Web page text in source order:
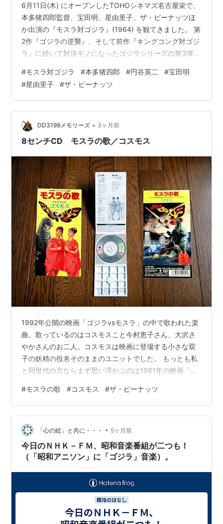
大冒険
…など。
CD
シングルス?可愛い花?
ANKA,GILBERT A GARFIELD
出版社/メーカー:キングレコード
発売日:
1999/05/28
メディア:CD
クリック: 38回
この商品を含むブログ (2件) を見る
シングルス?モスラの歌?
アーティスト:ザ・ピーナッツ
出版社/メーカー:キングレコード
発売日:1999/05/28
メディア:CD
クリック: 33回
この商品を含むブログ (1件) を見る
IT’S TOO LATE~ザ・ピーナッ
ツ・オン・ステージ
アーティスト:ザ・ピーナッツ,宮川泰,
山上路夫,S.BECHET,Hensley,Toni
かにし礼,Richard Starky,キャロル・
メディア:CD
購入
この商品を含むブログ (10件) を見る
四つのお願い
アーティスト:
橋本淳,千家和也,片桐和子,なかにし礼,
白鳥朝詠,安井かずみ,上原尚,永六輔,深
6月11日(木) にオープンしたTOHOシネマズ名古屋栄で、
本多猪四郎監督、宝田明、星由里子、ザ・ピーナッツほ
か出演の『モスラ対ゴジラ』(1964) を観てきました。 第
2作『ゴジラの逆襲』、そして前作『キングコング対ゴジ
ラ』に続いて対決モノになったゴジラシリーズの第3弾
た巨大な蛾の怪獣モスラがゴジラと対決する。 『モス
ラ』は何年か前に「午前十時の映画祭」で観ています。
『モスラ』と『モスゴジ』はお話自体は直接繋がっては
いないけれど、ザ・ピーナッツ（伊藤エミ、伊藤ユミ）
演じる小美人の存在への驚きは劇中では最小限に抑えら
れて、また人間たちは巨…
#モスラ対ゴジラ #本多猪四郎 #円谷英二 #宝田明
#星由里子 #ザ・ピーナッツ
DD3199メモリーズ • 3ヶ月前
8センチCD モスラの歌／コスモス
1992年公開の映画「ゴジラvsモスラ」の中で歌われた楽
曲。歌っているのはコスモスこと今村恵子さん、大沢さ
やかさんのお二人。コスモスは映画に登場する小さな双
子の妖精の役名そのままのユニットでした。 もっとも私
と同世代の方ならまず思い浮かぶのは1961年の映画「モ
ザ・ピーナッツが歌いました。伊藤エミさん・伊藤ユミ
さんの双子歌手ですね。それにしても、ザ・ピーナッツ
のハーモニーはすごかったですね。完全なユニゾン、音
程のズレがほぼゼロ、神秘的な響き。確かに海外公開さ
れたとき、外国の観客たちからは「Japanese fairy
twins」と呼ばれるわけ…
#モスラの歌 #コスモス #ザ・ピーナッツ
「心の絵」と共に・・・ • 5ヶ月前
今日のＮＨＫ－ＦＭ、昭和音楽番組が二つも！
（「昭和アニソン」に「ゴジラ」音楽）。